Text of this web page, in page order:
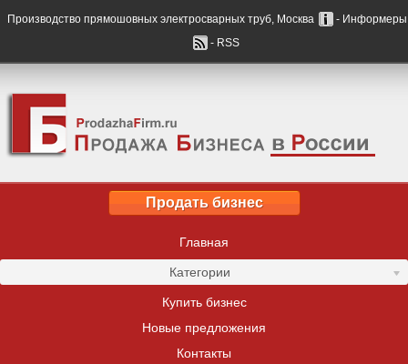
Производство прямошовных электросварных труб, Москва
- Информеры
- RSS
Продать бизнес
Главная
Категории
Купить бизнес
Новые предложения
Контакты